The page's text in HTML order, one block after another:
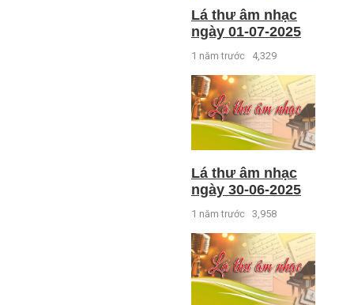
Lá thư âm nhạc
ngày 01-07-2025
1 năm trước 4,329
Lá thư âm nhạc
ngày 30-06-2025
1 năm trước 3,958